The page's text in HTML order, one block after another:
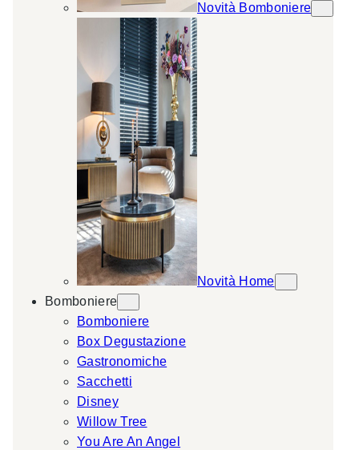
Novità Bomboniere
Novità Home
Bomboniere
Bomboniere
Box Degustazione
Gastronomiche
Sacchetti
Disney
Willow Tree
You Are An Angel